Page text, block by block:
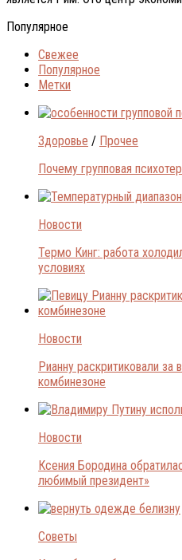
Популярное
Свежее
Популярное
Метки
Здоровье / Прочее
Почему групповая
Новости
Термо Кинг: работа
условиях
Новости
Рианну раскритиковали
комбинезоне
Новости
Ксения Бородина
любимый президент»
Советы